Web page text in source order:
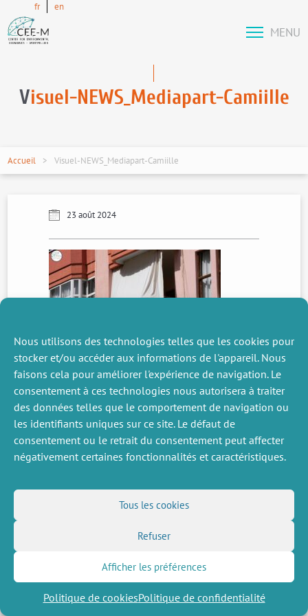
Nous utilisons des technologies telles que les cookies pour
stocker et/ou accéder aux informations de l'appareil. Nous
faisons cela pour améliorer l'expérience de navigation. Le
consentement à ces technologies nous autorisera à traiter
des données telles que le comportement de navigation ou
les identifiants uniques sur ce site. Le défaut de
consentement ou le retrait du consentement peut affecter
négativement certaines fonctionnalités et caractéristiques.
Tous les cookies
Refuser
Afficher les préférences
Politique de cookiesPolitique de confidentialité
fr en
MENU
Visuel-NEWS_Mediapart-Camiille
Accueil Visuel-NEWS_Mediapart-Camiille
23 août 2024
ACTUALITÉS
PRÉCÉDENTE
DIVERS
Offres d’emploi
Job market
NOUS SUIVRE
Flux RSS